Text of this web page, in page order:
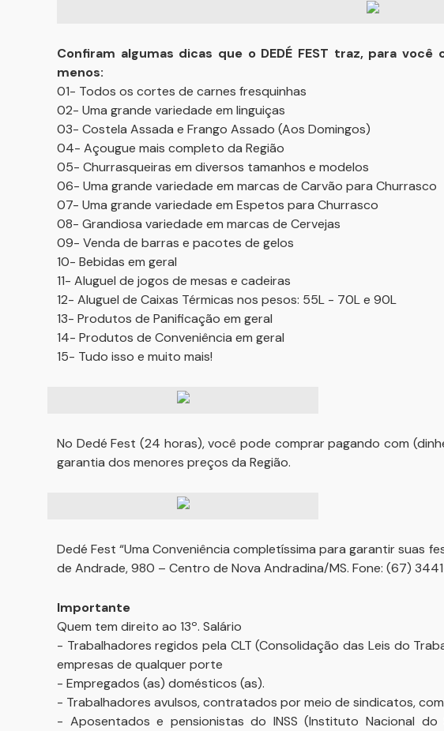
Confiram algumas dicas que o DEDÉ FEST traz, para
menos:
01- Todos os cortes de carnes fresquinhas
02- Uma grande variedade em linguiças
03- Costela Assada e Frango Assado (Aos Domingos)
04- Açougue mais completo da Região
05- Churrasqueiras em diversos tamanhos e modelos
06- Uma grande variedade em marcas de Carvão para Churrasco
07- Uma grande variedade em Espetos para Churrasco
08- Grandiosa variedade em marcas de Cervejas
09- Venda de barras e pacotes de gelos
10- Bebidas em geral
11- Aluguel de jogos de mesas e cadeiras
12- Aluguel de Caixas Térmicas nos pesos: 55L - 70L e 90L
13- Produtos de Panificação em geral
14- Produtos de Conveniência em geral
15- Tudo isso e muito mais!
No Dedé Fest (24 horas), você pode comprar pagando com
garantia dos menores preços da Região.
Dedé Fest “Uma Conveniência completíssima para garantir suas
de Andrade, 980 – Centro de Nova Andradina/MS. Fone: (67)
Importante
Quem tem direito ao 13º. Salário
- Trabalhadores regidos pela CLT (Consolidação das Leis do
empresas de qualquer porte
- Empregados (as) domésticos (as).
- Trabalhadores avulsos, contratados por meio de sindicatos,
- Aposentados e pensionistas do INSS (Instituto Nacional